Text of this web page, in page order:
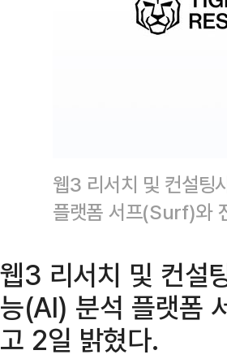
웹3 리서치 및 컨설팅
플랫폼 서프(Surf)와
웹3 리서치 및 컨설
능(AI) 분석 플랫폼
고 2일 밝혔다.